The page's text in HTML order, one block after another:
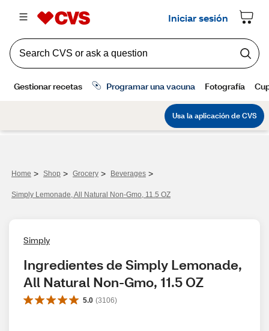
Home > Shop > Grocery > Beverages >
Simply Lemonade, All Natural Non-Gmo, 11.5 OZ
Simply
Ingredientes de Simply Lemonade,
All Natural Non-Gmo, 11.5 OZ
5.0 (3106)